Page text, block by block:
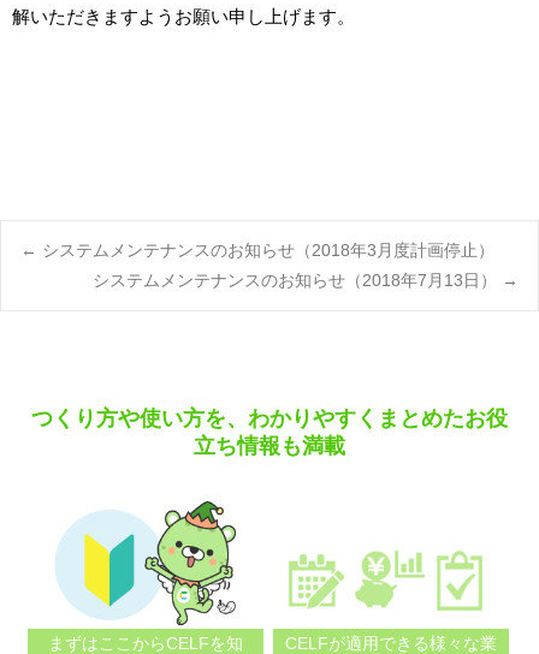
解いただき ますようお願い申し上げます。
Post
← システムメンテナンスのお知らせ（2018年3月度計画停止）
システムメンテナンスのお知らせ（2018年7月13日）
→
つくり方や使い方を、わかりやすくまとめたお役
立ち情報も満載
まずはここからCELFを知
CELFが適用できる様々な業